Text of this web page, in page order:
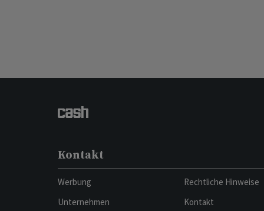
Kontakt
Werbung
Unternehmen
Rechtliche Hinweise
Kontakt